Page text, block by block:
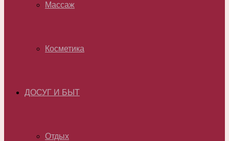
Массаж
Косметика
ДОСУГ И БЫТ
Отдых